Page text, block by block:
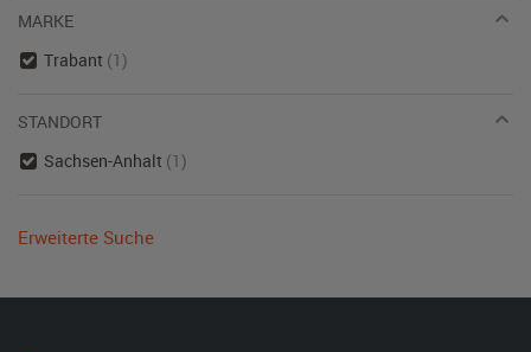
MARKE
Trabant (1)
STANDORT
Sachsen-Anhalt (1)
Erweiterte Suche